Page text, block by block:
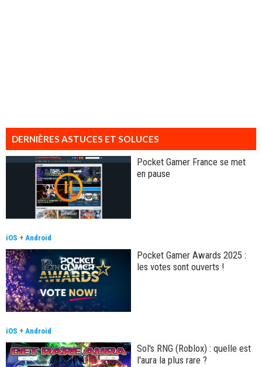
DERNIÈRES ASTUCES ET SOLUCES
Pocket Gamer France se met
en pause
iOS + Android
Pocket Gamer Awards 2025 :
les votes sont ouverts !
iOS + Android
Sol's RNG (Roblox) : quelle est
l'aura la plus rare ?